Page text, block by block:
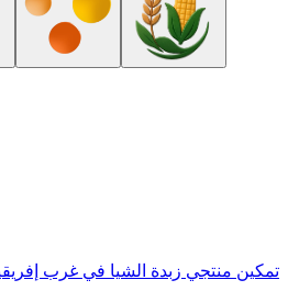
تمكين منتجي زبدة الشيا في غرب